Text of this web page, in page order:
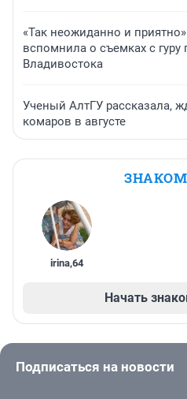
«Так неожиданно и
вспомнила о съемках с гуру
Владивостока
Ученый АлтГУ рассказала,
комаров в августе
irina,64
Начать
Подписаться на новости